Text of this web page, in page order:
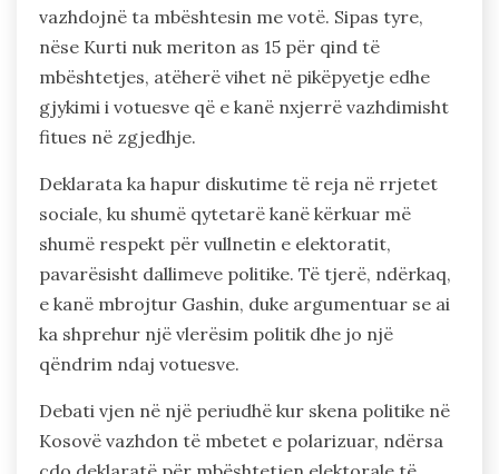
vazhdojnë ta mbështesin me votë. Sipas tyre,
nëse Kurti nuk meriton as 15 për qind të
mbështetjes, atëherë vihet në pikëpyetje edhe
gjykimi i votuesve që e kanë nxjerrë vazhdimisht
fitues në zgjedhje.
Deklarata ka hapur diskutime të reja në rrjetet
sociale, ku shumë qytetarë kanë kërkuar më
shumë respekt për vullnetin e elektoratit,
pavarësisht dallimeve politike. Të tjerë, ndërkaq,
e kanë mbrojtur Gashin, duke argumentuar se ai
ka shprehur një vlerësim politik dhe jo një
qëndrim ndaj votuesve.
Debati vjen në një periudhë kur skena politike në
Kosovë vazhdon të mbetet e polarizuar, ndërsa